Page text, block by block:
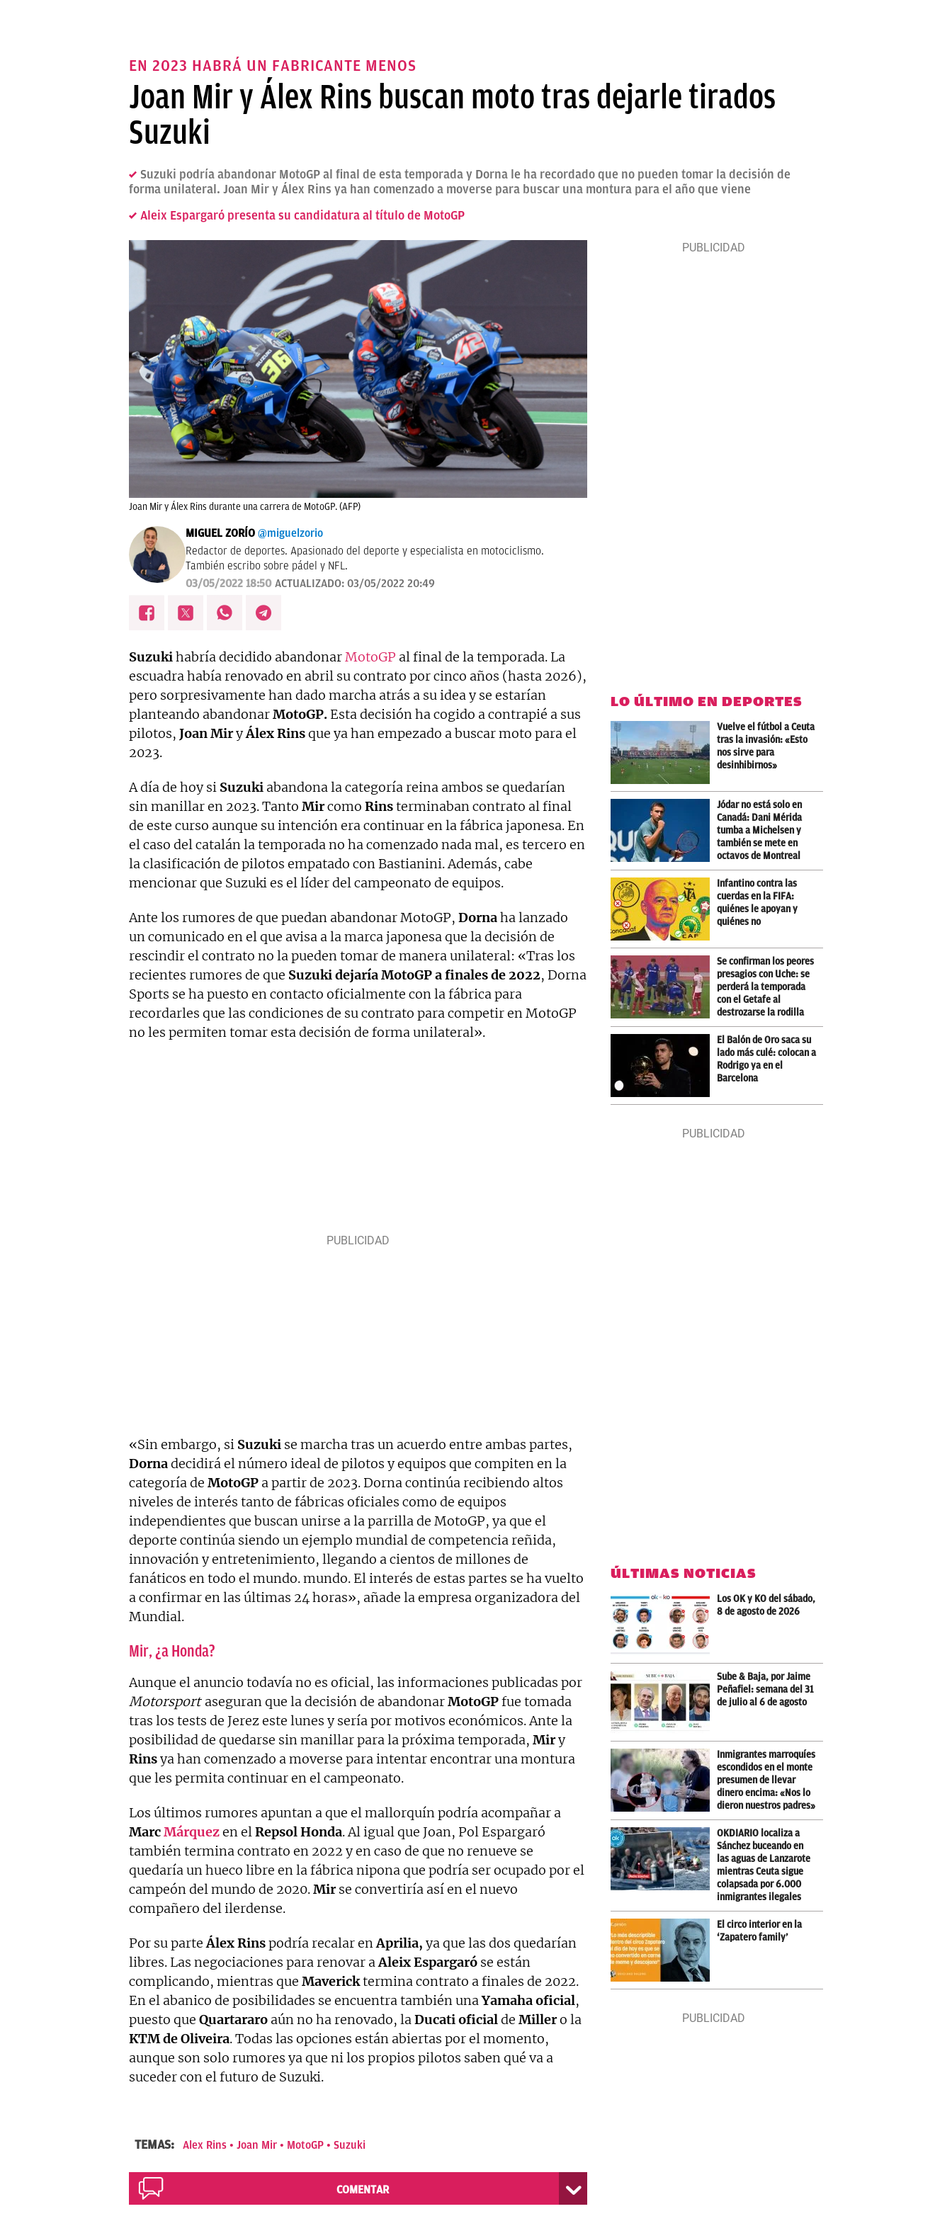
EN 2023 HABRÁ UN FABRICANTE MENOS
Joan Mir y Álex Rins buscan moto tras dejarle tirados
Suzuki
Suzuki podría abandonar MotoGP al final de esta temporada y Dorna le ha recordado que no pueden tomar la decisión de
forma unilateral. Joan Mir y Álex Rins ya han comenzado a moverse para buscar una montura para el año que viene
Aleix Espargaró presenta su candidatura al título de MotoGP
Joan Mir y Álex Rins durante una carrera de MotoGP. (AFP)
MIGUEL ZORÍO @miguelzorio
Redactor de deportes. Apasionado del deporte y especialista en motociclismo.
También escribo sobre pádel y NFL.
03/05/2022 18:50 ACTUALIZADO: 03/05/2022 20:49
Suzukihabría decidido abandonarMotoGP al final de la temporada. La
escuadra había renovado en abril su contrato por cinco años (hasta 2026),
pero sorpresivamente han dado marcha atrás a su idea y se estarían
planteando abandonarMotoGP. Esta decisión ha cogido a contrapié a sus
pilotos, Joan MiryÁlex Rinsque ya han empezado a buscar moto para el
2023.
A día de hoy si Suzuki abandona la categoría reina ambos se quedarían
sin manillar en 2023. Tanto Mircomo Rinsterminaban contrato al final
de este curso aunque su intención era continuar en la fábrica japonesa. En
el caso del catalán la temporada no ha comenzado nada mal, es tercero en
la clasificación de pilotos empatado con Bastianini. Además, cabe
mencionar que Suzuki es el líder del campeonato de equipos.
Ante los rumores de que puedan abandonar MotoGP, Dornaha lanzado
un comunicado en el que avisa a la marca japonesa que la decisión de
rescindir el contrato no la pueden tomar de manera unilateral: «Tras los
recientes rumores de que Suzuki dejaría MotoGP a finales de 2022, Dorna
Sports se ha puesto en contacto oficialmente con la fábrica para
recordarles que las condiciones de su contrato para competir en MotoGP
no les permiten tomar esta decisión de forma unilateral».
«Sin embargo, si Suzuki se marcha tras un acuerdo entre ambas partes,
Dornadecidirá el número ideal de pilotos y equipos que compiten en la
categoría de MotoGP a partir de 2023. Dorna continúa recibiendo altos
niveles de interés tanto de fábricas oficiales como de equipos
independientes que buscan unirse a la parrilla de MotoGP, ya que el
deporte continúa siendo un ejemplo mundial de competencia reñida,
innovación y entretenimiento, llegando a cientos de millones de
fanáticos en todo el mundo. mundo. El interés de estas partes se ha vuelto
a confirmar en las últimas 24 horas», añade la empresa organizadora del
Mundial.
Mir, ¿a Honda?
Aunque el anuncio todavía no es oficial, las informaciones publicadas por
Motorsportaseguran que la decisión de abandonarMotoGPfue tomada
tras los tests de Jerez este lunes y sería por motivos económicos. Ante la
posibilidad de quedarse sin manillar para la próxima temporada, Miry
Rinsya han comenzado a moverse para intentar encontrar una montura
que les permita continuar en el campeonato.
Los últimos rumores apuntan a que el mallorquín podría acompañar a
MarcMárquezen elRepsol Honda. Al igual que Joan, Pol Espargaró
también termina contrato en 2022 y en caso de que no renueve se
quedaría un hueco libre en la fábrica nipona que podría ser ocupado por el
campeón del mundo de 2020.Mirse convertiría así en el nuevo
compañero del ilerdense.
Por su parteÁlex Rinspodría recalar enAprilia, ya que las dos quedarían
libres. Las negociaciones para renovar aAleix Espargaró se están
complicando, mientras que Mavericktermina contrato a finales de 2022.
En el abanico de posibilidades se encuentra también unaYamaha oficial,
puesto que Quartararo aún no ha renovado, laDucati oficialde Millero la
KTM de Oliveira. Todas las opciones están abiertas por el momento,
aunque son solo rumores ya que ni los propios pilotos saben qué va a
suceder con el futuro de Suzuki.
TEMAS: Alex Rins Joan Mir MotoGP Suzuki
COMENTAR
LO ÚLTIMO EN DEPORTES
Vuelve el fútbol a Ceuta
tras la invasión: «Esto
nos sirve para
desinhibirnos»
Jódar no está solo en
Canadá: Dani Mérida
tumba a Michelsen y
también se mete en
octavos de Montreal
Infantino contra las
cuerdas en la FIFA:
quiénes le apoyan y
quiénes no
Se confirman los peores
presagios con Uche: se
perderá la temporada
con el Getafe al
destrozarse la rodilla
El Balón de Oro saca su
lado más culé: colocan a
Rodrigo ya en el
Barcelona
ÚLTIMAS NOTICIAS
Los OK y KO del sábado,
8 de agosto de 2026
Sube & Baja, por Jaime
Peñafiel: semana del 31
de julio al 6 de agosto
Inmigrantes marroquíes
escondidos en el monte
presumen de llevar
dinero encima: «Nos lo
dieron nuestros padres»
OKDIARIO localiza a
Sánchez buceando en
las aguas de Lanzarote
mientras Ceuta sigue
colapsada por 6.000
inmigrantes ilegales
El circo interior en la
‘Zapatero family’